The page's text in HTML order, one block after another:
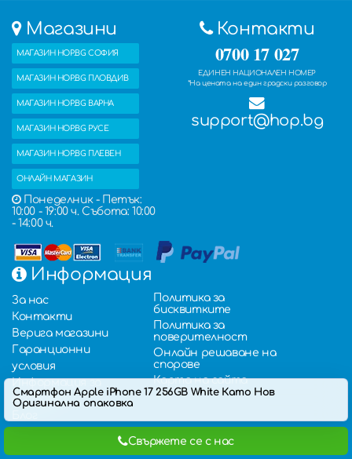
Смартфон Apple iPhone 17 256GB White Като Нов
Оригинална опаковка
Магазини
МАГАЗИН HOP.BG СОФИЯ
МАГАЗИН HOP.BG ПЛОВДИВ
МАГАЗИН HOP.BG ВАРНА
МАГАЗИН HOP.BG РУСЕ
МАГАЗИН HOP.BG ПЛЕВЕН
ОНЛАЙН МАГАЗИН
Понеделник - Петък:
10:00 - 19:00 ч. Събота: 10:00
- 14:00 ч.
Контакти
0700 17 027
ЕДИНЕН НАЦИОНАЛЕН НОМЕР
*На цената на един градски разговор
support@hop.bg
Информация
За нас
Контакти
Верига магазини
Гаранционни
условия
Информация за
доставка
Въпроси и отговори
Политика за
бисквитките
Политика за
поверителност
Онлайн решаване на
спорове
Карта на сайта
Свържете се с нас